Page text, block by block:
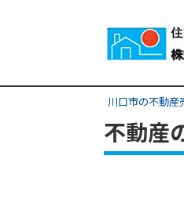
川口市の不動産
不動産